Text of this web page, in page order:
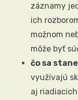
záznamy
ich
možnom
môže byť
čo sa
využívajú
aj